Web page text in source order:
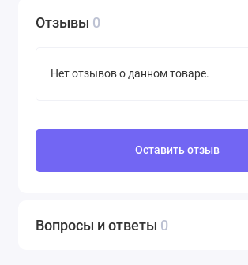
Отзывы 0
Нет отзывов о данном товаре.
Оставить отзыв
Вопросы и ответы 0